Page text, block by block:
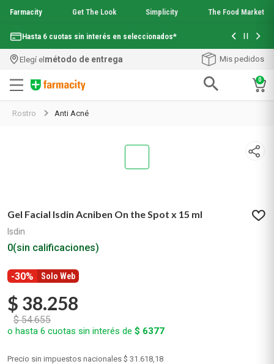
Farmacity Get The Look Simplicity The Food Market
Hasta 6 cuotas sin interés en seleccionados*
Con tu
¡Envío
Elegí elmétodo de entrega Mis pedidos
0
Rostro Anti Acné
Gel Facial Isdin Acniben On the Spot x 15 ml
Isdin
0(sin calificaciones)
-30% Solo Web
$ 38.258
$ 54.655
o hasta 6 cuotas sin interés de $ 6377
Precio sin impuestos nacionales $ 31.618,18
loreal paris
10.nyx